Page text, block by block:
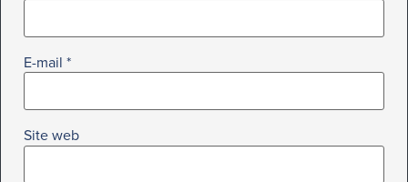
E-mail *
Site web